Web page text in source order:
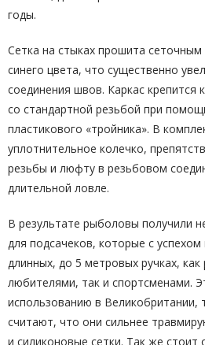
годы.
Сетка на стыках прошита
синего цвета, что существенно
соединения швов. Каркас крепится
со стандартной резьбой при
пластикового «тройника». В
уплотнительное колечко,
резьбы и люфту в резьбовом
длительной ловле.
В результате рыболовы получили
для подсачеков, которые с
длинных, до 5 метровых ручках,
любителями, так и спортсменами.
использованию в Великобритании,
считают, что они сильнее
и силиконовые сетки. Так же стоит